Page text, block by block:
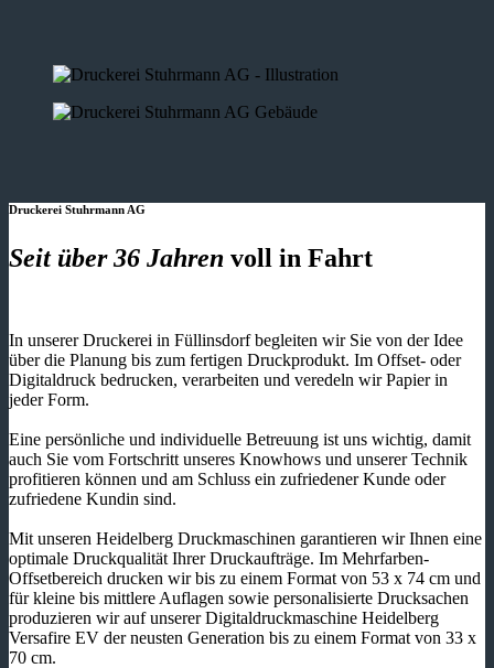
Druckerei Stuhrmann AG
Seit über 36 Jahren voll in Fahrt
In unserer Druckerei in Füllinsdorf begleiten wir Sie von der Idee
über die Planung bis zum fertigen Druckprodukt. Im Offset- oder
Digitaldruck bedrucken, verarbeiten und veredeln wir Papier in
jeder Form.
Eine persönliche und individuelle Betreuung ist uns wichtig, damit
auch Sie vom Fortschritt unseres Knowhows und unserer Technik
profitieren können und am Schluss ein zufriedener Kunde oder
zufriedene Kundin sind.
Mit unseren Heidelberg Druckmaschinen garantieren wir Ihnen eine
optimale Druckqualität Ihrer Druckaufträge. Im Mehrfarben-
Offsetbereich drucken wir bis zu einem Format von 53 x 74 cm und
für kleine bis mittlere Auflagen sowie personalisierte Drucksachen
produzieren wir auf unserer Digitaldruckmaschine Heidelberg
Versafire EV der neusten Generation bis zu einem Format von 33 x
70 cm.